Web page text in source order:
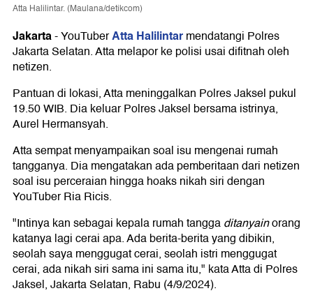
Atta Halilintar. (Maulana/detikcom)
Jakarta-YouTuberAtta Halilintarmendatangi Polres
Jakarta Selatan. Atta melapor ke polisi usai difitnah oleh
netizen.
Pantuan di lokasi, Atta meninggalkan Polres Jaksel pukul
19.50 WIB. Dia keluar Polres Jaksel bersama istrinya,
Aurel Hermansyah.
Atta sempat menyampaikan soal isu mengenai rumah
tangganya. Dia mengatakan ada pemberitaan dari netizen
soal isu perceraian hingga hoaks nikah siri dengan
YouTuber Ria Ricis.
"Intinya kan sebagai kepala rumah tanggaditanyainorang
katanya lagi cerai apa. Ada berita-berita yang dibikin,
seolah saya menggugat cerai, seolah istri menggugat
cerai, ada nikah siri sama ini sama itu," kata Atta di Polres
Jaksel, Jakarta Selatan, Rabu (4/9/2024).